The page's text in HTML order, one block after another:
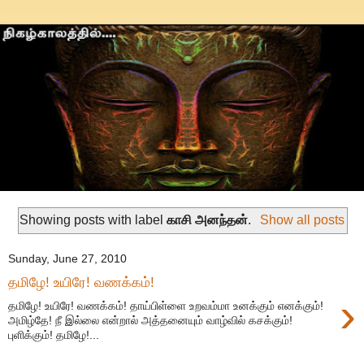
Showing posts with labelகாசி அனந்தன். Show all posts
Sunday, June 27, 2010
தமிழே! உயிரே! வணக்கம்!
›
தமிழே! உயிரே! வணக்கம்! தாய்பிள்ளை உறவம்மா உனக்கும் எனக்கும்!
அமிழ்தே! நீ இல்லை என்றால் அத்தனையும் வாழ்வில் கசக்கும்!
புளிக்கும்! தமிழே!...